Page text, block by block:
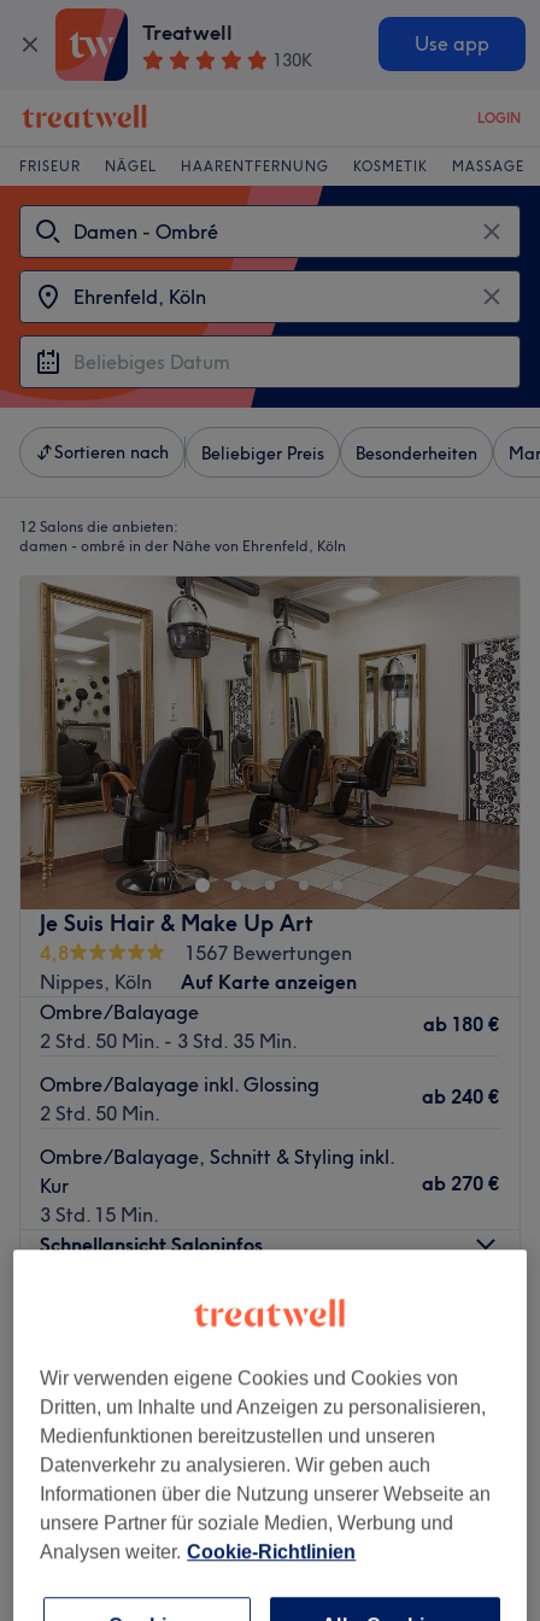
Treatwell
130K
Use app
LOGIN
FRISEUR NÄGEL HAARENTFERNUNG KOSMETIK MASSAGE
Sortieren nach Beliebiger Preis Besonderheiten
12 Salons die anbieten:
damen - ombré in der Nähe von Ehrenfeld, Köln
Je Suis Hair & Make Up Art
4,8
1567 Bewertungen
Nippes, Köln
Auf Karte anzeigen
Ombre/Balayage
2 Std. 50 Min. - 3 Std. 35 Min.
ab 180 €
Ombre/Balayage inkl. Glossing
2 Std. 50 Min.
ab 240 €
Ombre/Balayage, Schnitt & Styling inkl.
Kur
3 Std. 15 Min.
ab 270 €
Schnellansicht Saloninfos
Mittwoch
10:00– 19:00
Donnerstag
10:00–19:00
Freitag
10:00–19:00
Samstag
09:00–18:00
Sonntag
Geschlossen
Du suchst nach Ausstrahlung und dem perfekten Style für
Nippes stehst du im absoluten Mittelpunkt. Hier
Wir verwenden eigene Cookies und Cookies von
Dritten, um Inhalte und Anzeigen zu personalisieren,
Medienfunktionen bereitzustellen und unseren
Datenverkehr zu analysieren. Wir geben auch
Informationen über die Nutzung unserer Webseite an
unsere Partner für soziale Medien, Werbung und
Analysen weiter. Cookie-Richtlinien